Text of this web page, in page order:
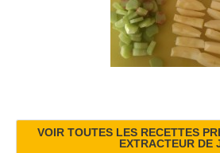
VOIR TOUTES LES RECETTES
EXTRACTEUR DE